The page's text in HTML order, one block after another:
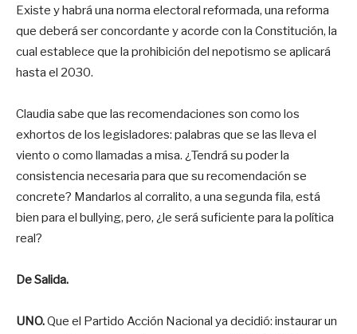
Existe y habrá una norma electoral reformada, una reforma
que deberá ser concordante y acorde con la Constitución, la
cual establece que la prohibición del nepotismo se aplicará
hasta el 2030.
Claudia sabe que las recomendaciones son como los
exhortos de los legisladores: palabras que se las lleva el
viento o como llamadas a misa. ¿Tendrá su poder la
consistencia necesaria para que su recomendación se
concrete? Mandarlos al corralito, a una segunda fila, está
bien para el bullying, pero, ¿le será suficiente para la política
real?
De Salida.
UNO.Que el Partido Acción Nacional ya decidió: instaurar un